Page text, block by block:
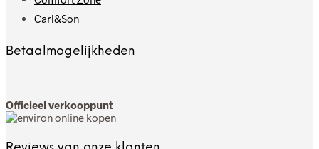
Carl&Son
Betaalmogelijkheden
Officieel verkooppunt